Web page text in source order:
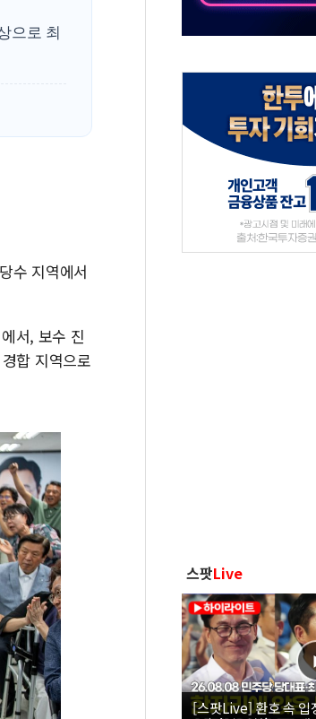
낸 김민석에 '뻔뻔' 받아친 정청래…제주 연설서 신경전
으로 최
수 지역에서
서, 보수 진
합 지역으로
스팟Live
[스팟Live] 환호 속 입